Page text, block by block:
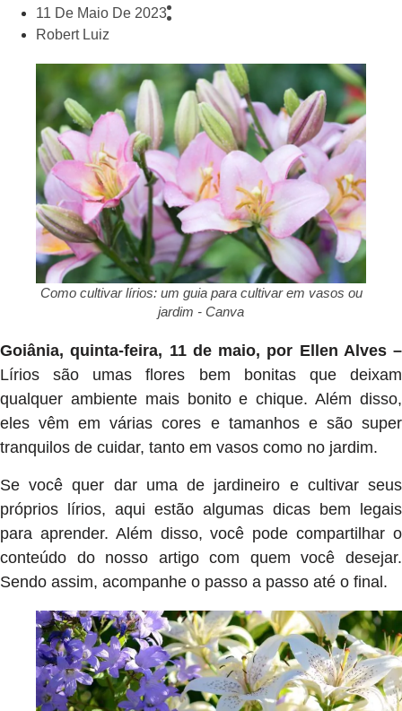
11 De Maio De 2023
Robert Luiz
Como cultivar lírios: um guia para cultivar em vasos ou
jardim - Canva
Goiânia, quinta-feira, 11 de maio, por Ellen Alves –
Lírios são umas flores bem bonitas que deixam
qualquer ambiente mais bonito e chique. Além disso,
eles vêm em várias cores e tamanhos e são super
tranquilos de cuidar, tanto em vasos como no jardim.
Se você quer dar uma de jardineiro e cultivar seus
próprios lírios, aqui estão algumas dicas bem legais
para aprender. Além disso, você pode compartilhar o
conteúdo do nosso artigo com quem você desejar.
Sendo assim, acompanhe o passo a passo até o final.